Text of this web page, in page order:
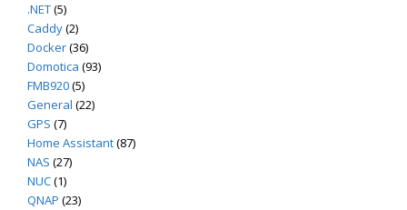
.NET(5)
Caddy(2)
Docker(36)
Domotica (93)
FMB920(5)
General (22)
GPS (7)
Home Assistant(87)
NAS (27)
NUC(1)
QNAP (23)